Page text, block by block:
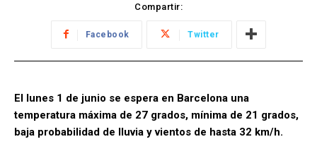
Compartir:
Facebook Twitter
El lunes 1 de junio se espera en Barcelona una
temperatura máxima de 27 grados, mínima de 21 grados,
baja probabilidad de lluvia y vientos de hasta 32 km/h.